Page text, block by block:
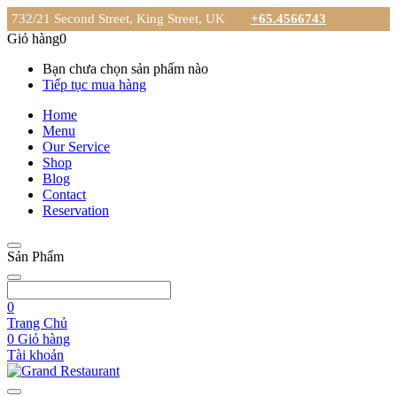
732/21 Second Street, King Street, UK +65.4566743
Giỏ hàng0
Bạn chưa chọn sản phẩm nào
Tiếp tục mua hàng
Home
Menu
Our Service
Shop
Blog
Contact
Reservation
Sản Phẩm
0
Trang Chủ
0 Giỏ hàng
Tài khoản